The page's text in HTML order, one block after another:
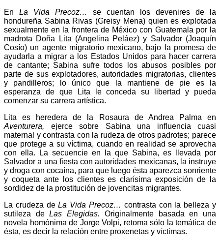
En La Vida Precoz… se cuentan los devenires de la
hondureña Sabina Rivas (Greisy Mena) quien es explotada
sexualmente en la frontera de México con Guatemala por la
madrota Doña Lita (Angelina Peláez) y Salvador (Joaquín
Cosío) un agente migratorio mexicano, bajo la promesa de
ayudarla a migrar a los Estados Unidos para hacer carrera
de cantante; Sabina sufre todos los abusos posibles por
parte de sus explotadores, autoridades migratorias, clientes
y pandilleros; lo único que la mantiene de pie es la
esperanza de que Lita le conceda su libertad y pueda
comenzar su carrera artística.
Lita es heredera de la Rosaura de Andrea Palma en
Aventurera, ejerce sobre Sabina una influencia cuasi
maternal y contrasta con la rudeza de otros padrotes; parece
que protege a su víctima, cuando en realidad se aprovecha
con ella. La secuencie en la que Sabina, es llevada por
Salvador a una fiesta con autoridades mexicanas, la instruye
y droga con cocaína, para que luego ésta aparezca sonriente
y coqueta ante los clientes es clarísima exposición de la
sordidez de la prostitución de jovencitas migrantes.
La crudeza deLa Vida Precoz… contrasta con la belleza y
sutileza deLas Elegidas. Originalmente basada en una
novela homónima de Jorge Volpi, retoma sólo la temática de
ésta, es decir la relación entre proxenetas y víctimas.